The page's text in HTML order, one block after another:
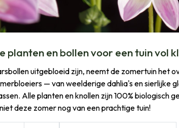
planten en bollen voor een tuin vol
uitgebloeid zijn, neemt de zomertuin het
— van weelderige dahlia's en sierlijke
Alle planten en knollen zijn 100%
deze zomer nog van een prachtige tuin!